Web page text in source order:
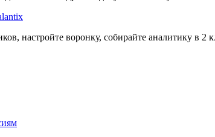
настройте воронку, собирайте аналитику в 2